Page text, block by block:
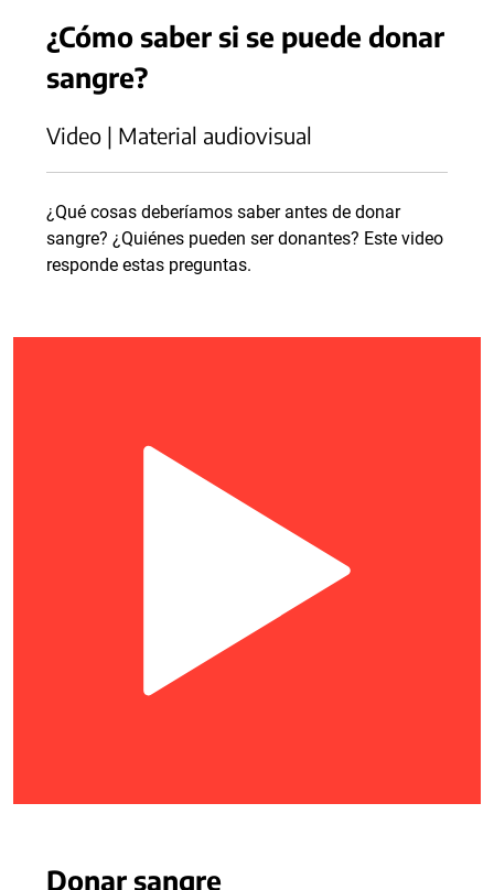
¿Cómo saber si se puede donar
sangre?
Video | Material audiovisual
¿Qué cosas deberíamos saber antes de donar
sangre? ¿Quiénes pueden ser donantes? Este video
responde estas preguntas.
Donar sangre